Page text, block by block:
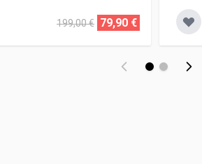
199,00 € 79,90 €